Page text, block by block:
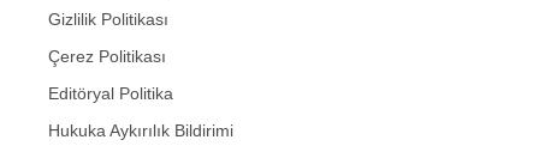
Gizlilik Politikası
Çerez Politikası
Editöryal Politika
Hukuka Aykırılık Bildirimi